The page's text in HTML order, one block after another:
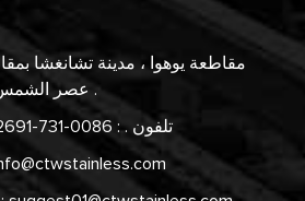
مقاطعة يوهوا ، مدينة تشانغشا
عصر الشمس الطريق رقم 246 .
تلفون . : 0086-731-86452683,86452691